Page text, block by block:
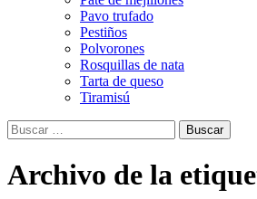
Pavo trufado
Pestiños
Polvorones
Rosquillas de nata
Tarta de queso
Tiramisú
Buscar:
Archivo de la